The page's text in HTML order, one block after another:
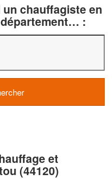
chauffagiste en
:
et
(44120)